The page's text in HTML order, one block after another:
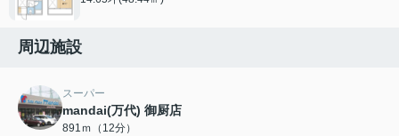
周辺施設
スーパー
mandai(万代) 御厨店
891ｍ（12分）